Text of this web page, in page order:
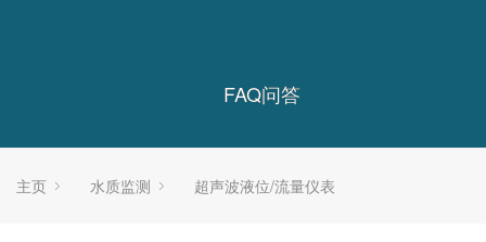
FAQ问答
主页 水质监测 超声波液位/流量仪表